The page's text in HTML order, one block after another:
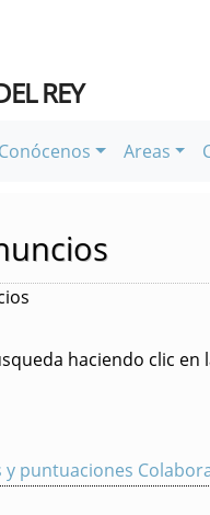
REY
Conócenos Areas
haciendo clic en
puntuaciones